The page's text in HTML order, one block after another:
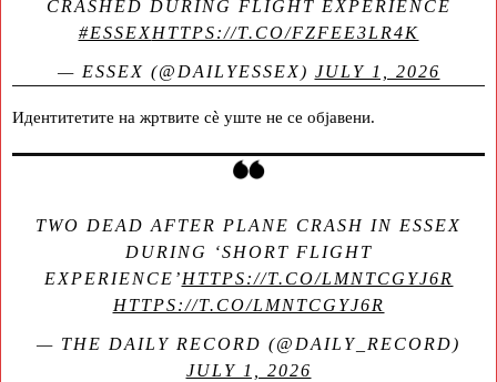
CRASHED DURING FLIGHT EXPERIENCE
#ESSEXHTTPS://T.CO/FZFEE3LR4K
— ESSEX (@DAILYESSEX) JULY 1, 2026
Идентитетите на жртвите сè уште не се објавени.
TWO DEAD AFTER PLANE CRASH IN ESSEX
DURING ‘SHORT FLIGHT
EXPERIENCE’HTTPS://T.CO/LMNTCGYJ6R
HTTPS://T.CO/LMNTCGYJ6R
— THE DAILY RECORD (@DAILY_RECORD)
JULY 1, 2026